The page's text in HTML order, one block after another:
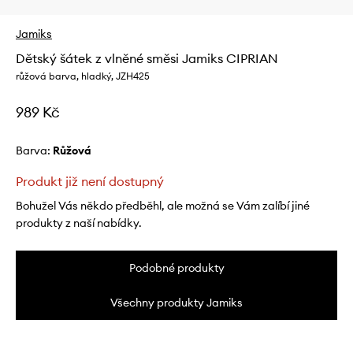
Jamiks
Dětský šátek z vlněné směsi Jamiks CIPRIAN
růžová barva, hladký, JZH425
989 Kč
Barva: růžová
Produkt již není dostupný
Bohužel Vás někdo předběhl, ale možná se Vám zalíbí jiné
produkty z naší nabídky.
Podobné produkty
Všechny produkty Jamiks